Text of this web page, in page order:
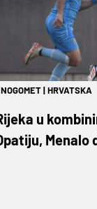
NOGOMET|HRVATSKA
u
Menalo